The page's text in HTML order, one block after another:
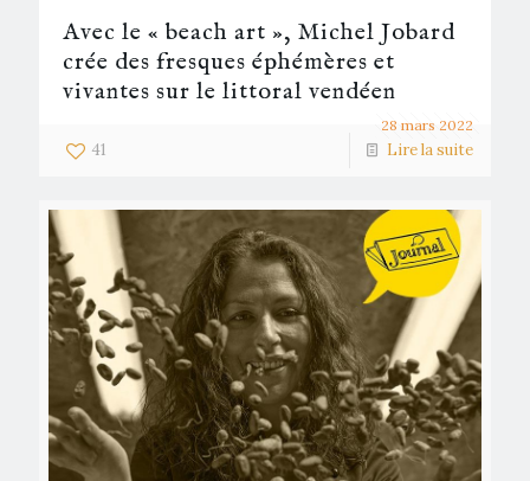
28 mars 2022
Avec le « beach art », Michel Jobard
crée des fresques éphémères et
vivantes sur le littoral vendéen
41 Lire la suite